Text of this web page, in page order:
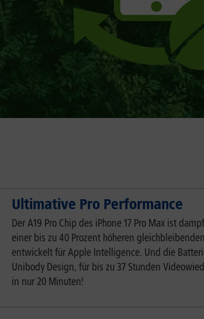
Ultimative Pro Performance
Der A19 Pro Chip des iPhone 17 Pro Max ist
einer bis zu 40 Prozent höheren
entwickelt für Apple Intelligence. Und die
Unibody Design, für bis zu 37 Stunden
in nur 20 Minuten!